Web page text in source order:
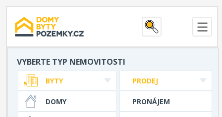
VYBERTE TYP NEMOVITOSTI
PRODEJ
PRONÁJEM
BYTY
DOMY